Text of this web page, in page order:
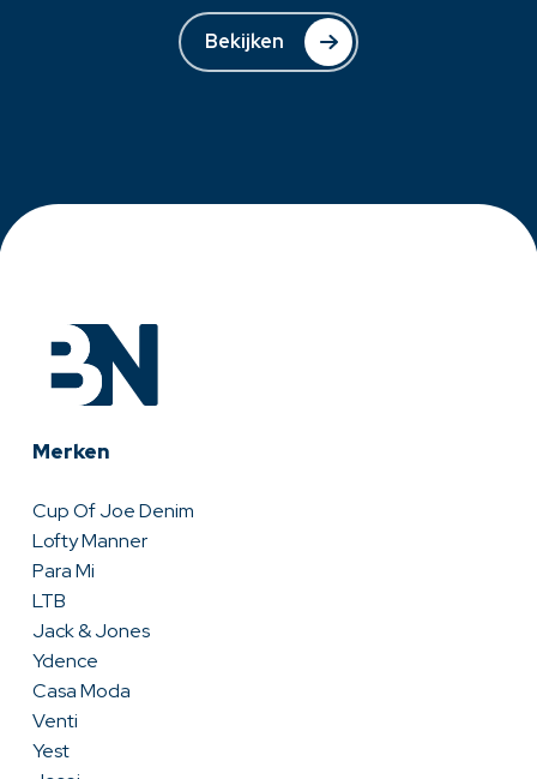
Bekijken
Merken
Cup Of Joe Denim
Lofty Manner
Para Mi
LTB
Jack & Jones
Ydence
Casa Moda
Venti
Yest